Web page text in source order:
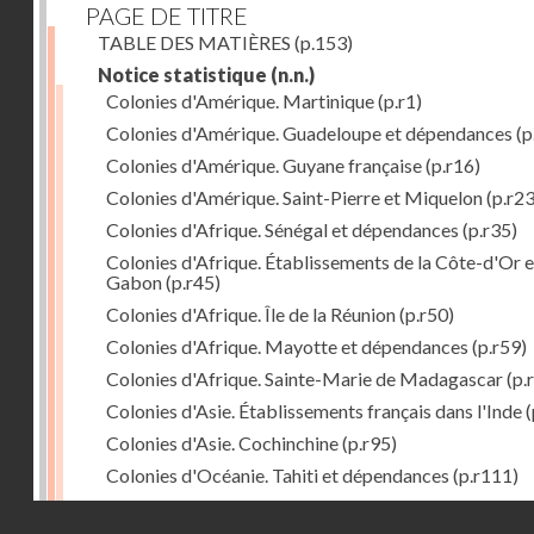
PAGE DE TITRE
TABLE DES MATIÈRES (p.153)
Notice statistique (n.n.)
Colonies d'Amérique. Martinique(p.r1)
Colonies d'Amérique. Guadeloupe et dépendances
Colonies d'Amérique. Guyane française(p.r16)
Colonies d'Amérique. Saint-Pierre et Miquelon
Colonies d'Afrique. Sénégal et dépendances (p.r35)
Colonies d'Afrique. Établissements de la Côte-d'Or
Gabon(p.r45)
Colonies d'Afrique. Île de la Réunion(p.r50)
Colonies d'Afrique. Mayotte et dépendances (p.r59)
Colonies d'Afrique. Sainte-Marie de Madagascar
Colonies d'Asie. Établissements français dans l'Inde
Colonies d'Asie. Cochinchine(p.r95)
Colonies d'Océanie. Tahiti et dépendances (p.r111)
Colonies d'Océanie. Nouvelle-Calédonie(p.r130)